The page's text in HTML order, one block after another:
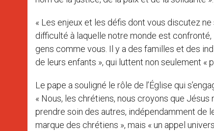
« Les enjeux et les défis dont vous discutez
difficulté à laquelle notre monde est
gens comme vous. Il y a des familles et des
de leurs enfants », qui luttent non seulement «
Le pape a souligné le rôle de l’Église qui
« Nous, les chrétiens, nous croyons que
prendre soin des autres, indépendamment de
marque des chrétiens », mais « un appel